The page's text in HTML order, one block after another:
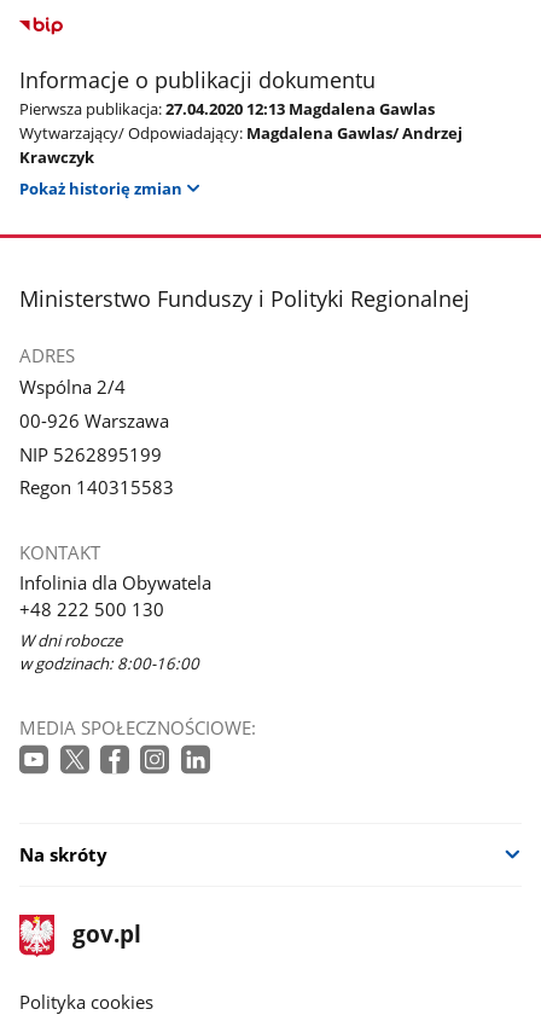
Informacje o publikacji dokumentu
Pierwsza publikacja:27.04.2020 12:13 Magdalena Gawlas
Wytwarzający/ Odpowiadający: Magdalena Gawlas/ Andrzej
Krawczyk
Pokaż historię zmian
stopka
Ministerstwo Funduszy i Polityki Regionalnej
ADRES
Wspólna 2/4
00-926 Warszawa
NIP 5262895199
Regon 140315583
KONTAKT
Infolinia dla Obywatela
+48 222 500 130
W dni robocze
w godzinach: 8:00-16:00
MEDIA SPOŁECZNOŚCIOWE:
Na skróty
stopka
gov.pl
Strona
gov.pl
gov.pl
Polityka cookies